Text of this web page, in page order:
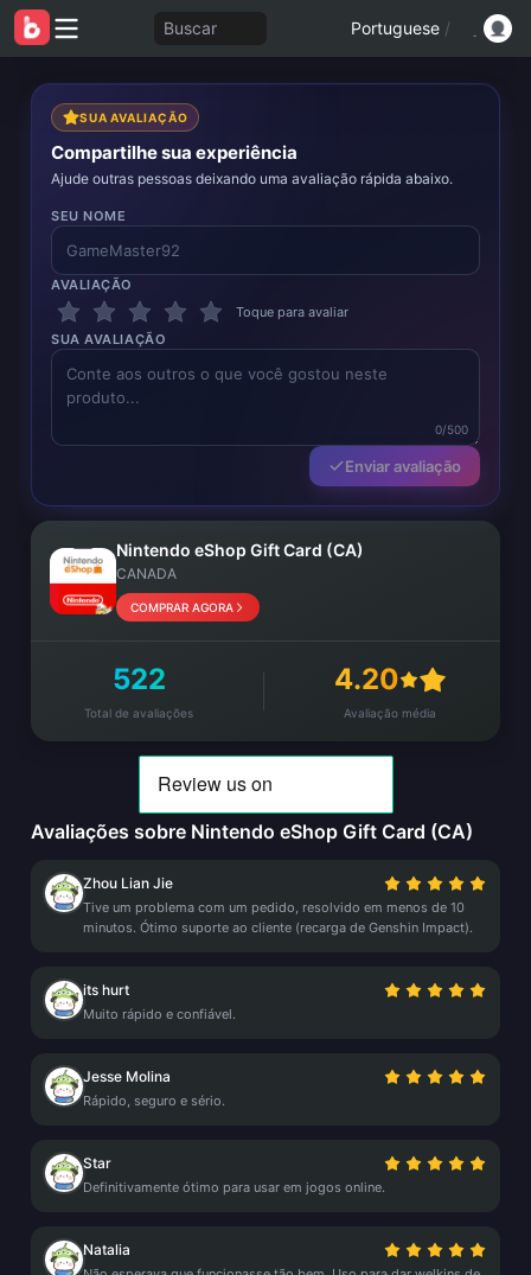
Buscar Portuguese /
SUA AVALIAÇÃO
Compartilhe sua experiência
Ajude outras pessoas deixando uma avaliação rápida abaixo.
SEU NOME
AVALIAÇÃO
Toque para avaliar
SUA AVALIAÇÃO
0/500
Enviar avaliação
Nintendo eShop Gift Card (CA)
CANADA
COMPRAR AGORA
522
Total de avaliações
4.20
Avaliação média
Avaliações sobre Nintendo eShop Gift Card (CA)
Zhou Lian Jie
Tive um problema com um pedido, resolvido em menos de 10
minutos. Ótimo suporte ao cliente (recarga de Genshin Impact).
its hurt
Muito rápido e confiável.
Jesse Molina
Rápido, seguro e sério.
Star
Definitivamente ótimo para usar em jogos online.
Natalia